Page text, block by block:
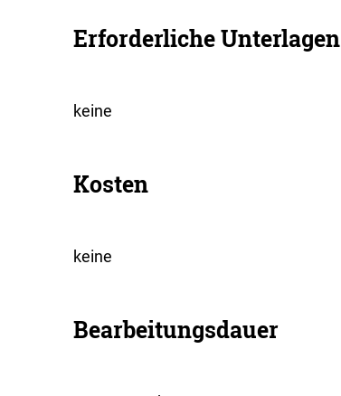
Erforderliche Unterlagen
keine
Kosten
keine
Bearbeitungsdauer